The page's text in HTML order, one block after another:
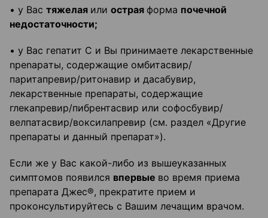
• у Вас тяжелая или острая форма почечной
недостаточности;
• у Вас гепатит С и Вы принимаете лекарственные
npenapaты, содержащие омбитасвир/
паритапревир/ритонавир и дасабувир,
лекарственные препараты, содержащие
глекапревир/пибрентасвир или софосбувир/
велпатасвир/воксилапревир (см. раздел «Другие
препараты и данный препарат»).
Если же у Вас какой-либо из вышеуказанных
симптомов появился впервые во время приема
препарата Джес®, прекратите прием и
проконсультируйтесь с Вашим лечащим врачом.